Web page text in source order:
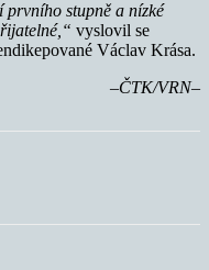
prvního stupně a nízké
vyslovil se
Václav Krása.
–ČTK/VRN–